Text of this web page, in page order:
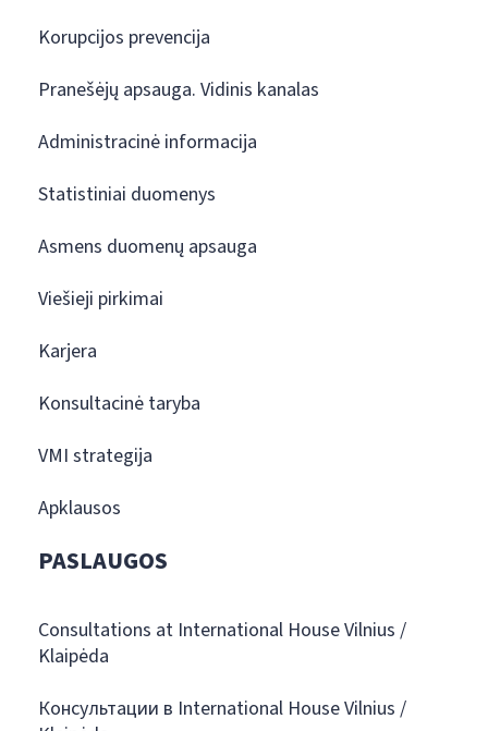
Korupcijos prevencija
Pranešėjų apsauga. Vidinis kanalas
Administracinė informacija
Statistiniai duomenys
Asmens duomenų apsauga
Viešieji pirkimai
Karjera
Konsultacinė taryba
VMI strategija
Apklausos
PASLAUGOS
Consultations at International House Vilnius /
Klaipėda
Консультации в International House Vilnius /